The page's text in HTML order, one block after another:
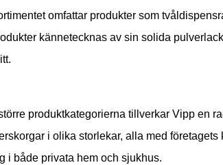
omfattar produkter som
kännetecknas av sin solida
produktkategorierna tillverkar Vipp en
i olika storlekar, alla med
i både privata hem och sjukhus.